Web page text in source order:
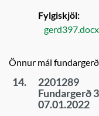
Fylgiskjöl:
gerd397.docx
Önnur mál
14.
2201289
Fundargerð
07.01.2022